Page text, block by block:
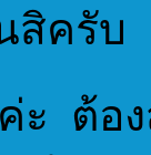
สิครับ
ะ ต้อ